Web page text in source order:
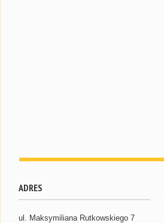
ADRES
ul. Maksymiliana Rutkowskiego 7